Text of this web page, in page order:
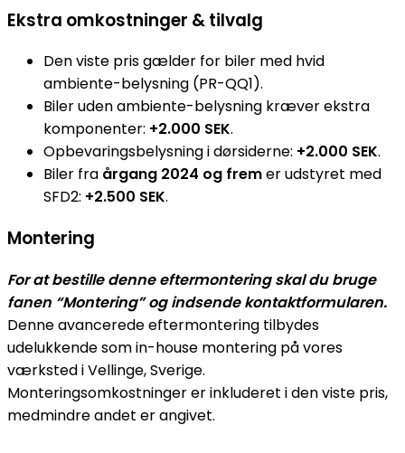
Ekstra omkostninger & tilvalg
Den viste pris gælder for biler med hvid
ambiente-belysning (PR-QQ1).
Biler uden ambiente-belysning kræver ekstra
komponenter: +2.000 SEK.
Opbevaringsbelysning i dørsiderne: +2.000 SEK.
Biler fra årgang 2024 og fremer udstyret med
SFD2: +2.500 SEK.
Montering
For at bestille denne eftermontering skal du bruge
fanen “Montering” og indsende kontaktformularen.
Denne avancerede eftermontering tilbydes
udelukkende som in-house montering på vores
værksted i Vellinge, Sverige.
Monteringsomkostninger er inkluderet i den viste pris,
medmindre andet er angivet.